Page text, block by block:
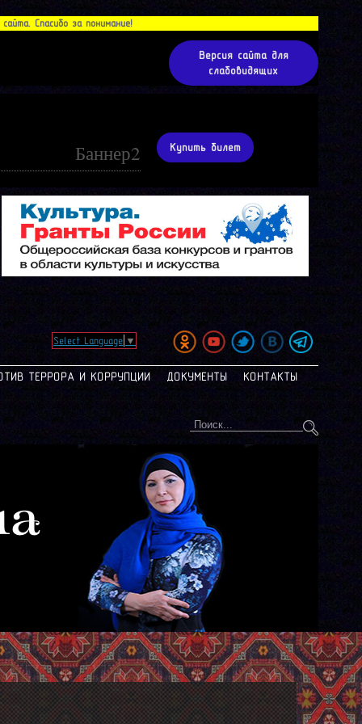
Спасибо за понимание!
Версия сайта для
слабовидящих
Купить билет
Баннер2
Select Language ▼
ТЕРРОРА И КОРРУПЦИИ ДОКУМЕНТЫ КОНТАКТЫ